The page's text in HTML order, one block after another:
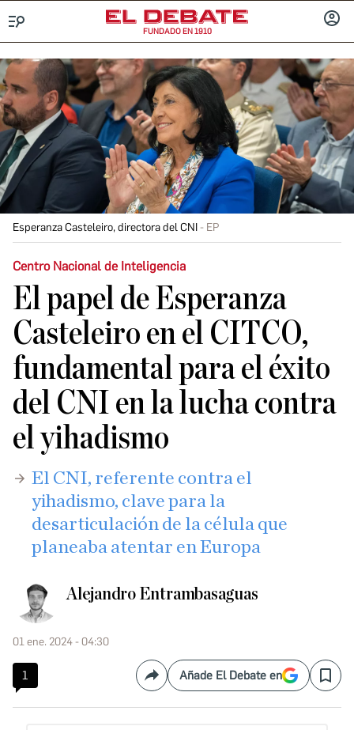
FUNDADO EN 1910
Esperanza Casteleiro, directora del CNI EP
Centro Nacional de Inteligencia
El papel de Esperanza
Casteleiro en el CITCO,
fundamental para el éxito
del CNI en la lucha contra
el yihadismo
El CNI, referente contra el
yihadismo, clave para la
desarticulación de la célula que
planeaba atentar en Europa
Alejandro Entrambasaguas
01 ene. 2024 - 04:30
1 CompartirAñade El Debate en Save